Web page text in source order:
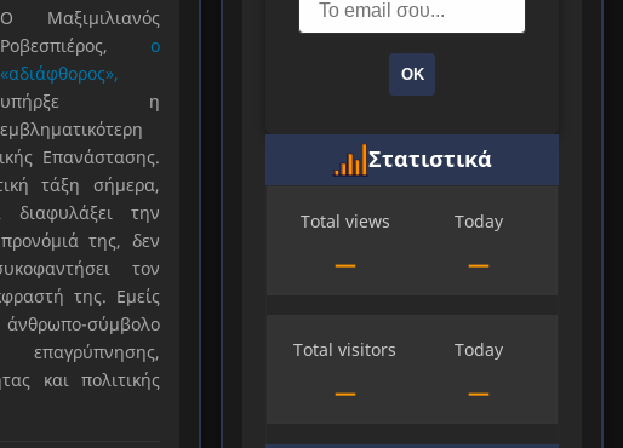
Ο Μαξιμιλιανός
Ροβεσπιέρος, ο
«αδιάφθορος»,
υπήρξε η
εμβληματικότερη
Επανάστασης.
τάξη σήμερα,
διαφυλάξει την
της, δεν
τον
της. Εμείς
σύμβολο
επαγρύπνησης,
και πολιτικής
ΟΚ
Στατιστικά
Total views
—
Today
—
Total visitors
—
Today
—